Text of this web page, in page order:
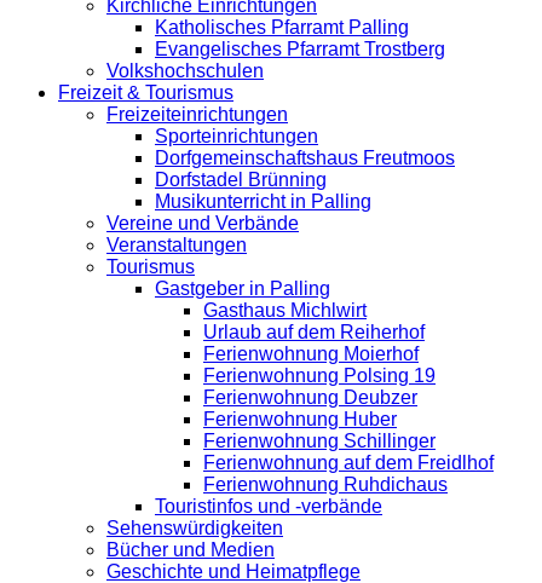
Kirchliche Einrichtungen
Katholisches Pfarramt Palling
Evangelisches Pfarramt Trostberg
Volkshochschulen
Freizeit & Tourismus
Freizeiteinrichtungen
Sporteinrichtungen
Dorfgemeinschaftshaus Freutmoos
Dorfstadel Brünning
Musikunterricht in Palling
Vereine und Verbände
Veranstaltungen
Tourismus
Gastgeber in Palling
Gasthaus Michlwirt
Urlaub auf dem Reiherhof
Ferienwohnung Moierhof
Ferienwohnung Polsing 19
Ferienwohnung Deubzer
Ferienwohnung Huber
Ferienwohnung Schillinger
Ferienwohnung auf dem Freidlhof
Ferienwohnung Ruhdichaus
Touristinfos und -verbände
Sehenswürdigkeiten
Bücher und Medien
Geschichte und Heimatpflege